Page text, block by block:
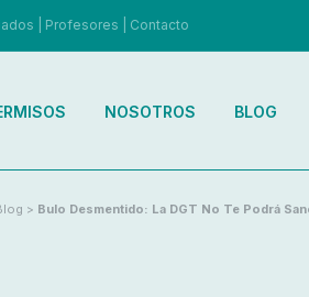
Profesores Contacto
NOSOTROS BLOG
> Bulo Desmentido: La DGT No Te Podrá